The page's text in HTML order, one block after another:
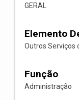
GERAL
Elemento
Outros Serviços
Função
Administração